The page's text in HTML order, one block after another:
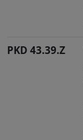
PKD 43.39.Z